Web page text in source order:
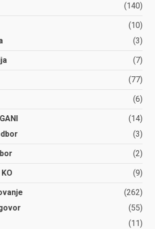
(140)
(10)
(3)
(7)
(77)
(6)
(14)
(3)
(2)
(9)
(262)
(55)
(11)